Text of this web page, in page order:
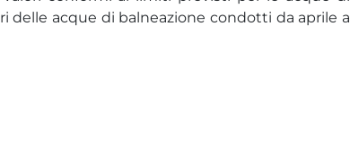
delle acque di balneazione condotti da aprile a